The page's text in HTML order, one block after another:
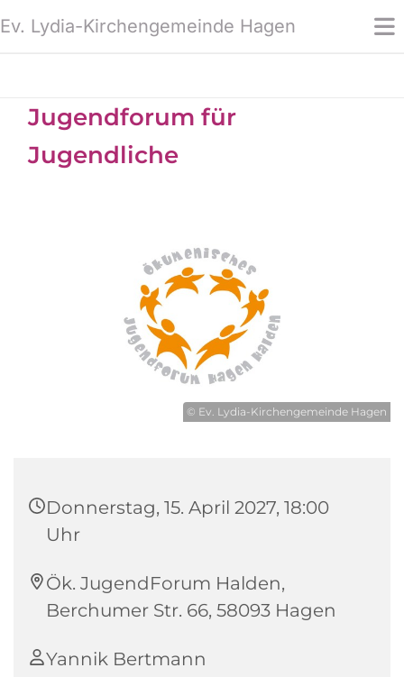
Ev. Lydia-Kirchengemeinde Hagen
Jugendforum für
Jugendliche
© Ev. Lydia-Kirchengemeinde Hagen
Donnerstag, 15. April 2027, 18:00
Uhr
Ök. JugendForum Halden,
Berchumer Str. 66, 58093 Hagen
Yannik Bertmann